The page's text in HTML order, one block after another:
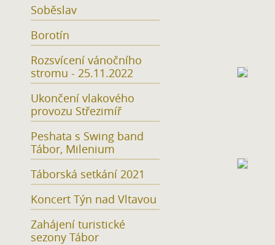
Soběslav
Borotín
Rozsvícení vánočního
stromu - 25.11.2022
Ukončení vlakového
provozu Střezimíř
Peshata s Swing band
Tábor, Milenium
Táborská setkání 2021
Koncert Týn nad Vltavou
Zahájení turistické
sezony Tábor